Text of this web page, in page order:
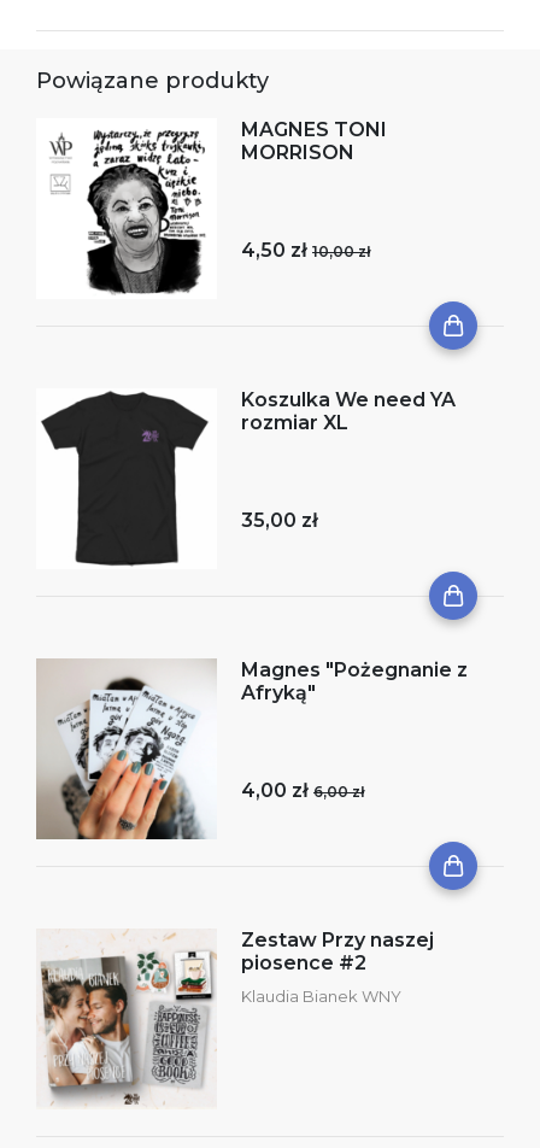
Powiązane produkty
MAGNES TONI
MORRISON
4,50 zł 10,00 zł
Koszulka We need YA
rozmiar XL
35,00 zł
Magnes "Pożegnanie z
Afryką"
4,00 zł 6,00 zł
Zestaw Przy naszej
piosence #2
Klaudia Bianek WNY